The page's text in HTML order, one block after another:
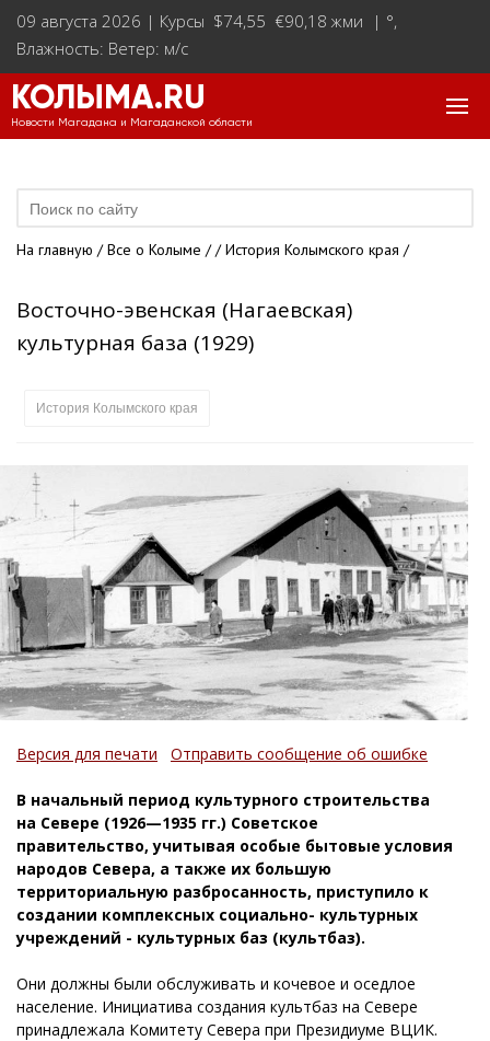
09 августа 2026 | Курсы $74,55 €90,18 жми | °,
Влажность: Ветер: м/с
КОЛЫМА.RU
Новости Магадана и Магаданской области
На главную /Все о Колыме //История Колымского края /
Восточно-эвенская (Нагаевская)
культурная база (1929)
История Колымского края
Версия для печати Отправить сообщение об ошибке
В начальный период культурного строительства
на Севере (1926—1935 гг.) Советское
правительство, учитывая особые бытовые условия
народов Севера, а также их большую
территориальную разбросанность, приступило к
создании комплексных социально- культурных
учреждений - культурных баз (культбаз).
Они должны были обслуживать и кочевое и оседлое
население. Инициатива создания культбаз на Севере
принадлежала Комитету Севера при Президиуме ВЦИК.